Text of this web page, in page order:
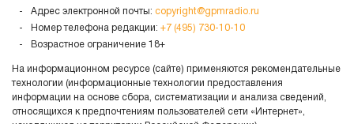
Адрес электронной почты: copyright@gpmradio.ru
Номер телефона редакции: +7 (495) 730-10-10
Возрастное ограничение 18+
На информационном ресурсе (сайте) применяются рекомендательные
технологии (информационные технологии предоставления
информации на основе сбора, систематизации и анализа сведений,
относящихся к предпочтениям пользователей сети «Интернет»,